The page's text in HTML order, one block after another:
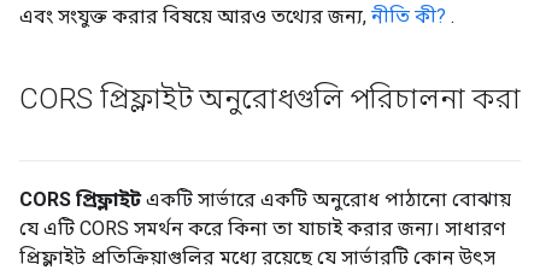
এবং সংযুক্ত করার বিষয়ে আরও তথ্যের জন্য, নীতি কী? .
CORS প্রিফ্লাইট অনুরোধগুলি পরিচালনা করা
CORS প্রিফ্লাইটএকটি সার্ভারে একটি অনুরোধ পাঠানো বোঝায়
যে এটি CORS সমর্থন করে কিনা তা যাচাই করার জন্য। সাধারণ
প্রিফ্লাইট প্রতিক্রিয়াগুলির মধ্যে রয়েছে যে সার্ভারটি কোন উৎস